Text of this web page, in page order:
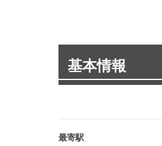
基本情報
最寄駅